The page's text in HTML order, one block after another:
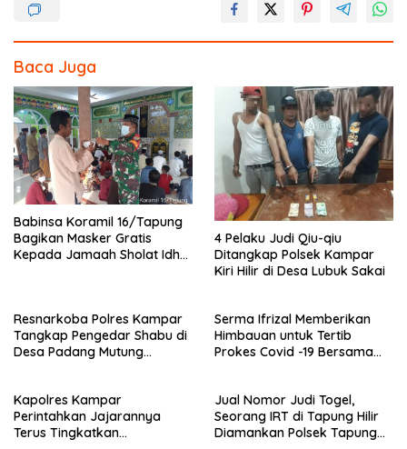
Baca Juga
Babinsa Koramil 16/Tapung
Bagikan Masker Gratis
Kepada Jamaah Sholat Idhul
4 Pelaku Judi Qiu-qiu
Ditangkap Polsek Kampar
Kiri Hilir di Desa Lubuk Sakai
Resnarkoba Polres Kampar
Tangkap Pengedar Shabu di
Desa Padang Mutung
Serma Ifrizal Memberikan
Himbauan untuk Tertib
Prokes Covid -19 Bersama
Kapolres Kampar
Perintahkan Jajarannya
Terus Tingkatkan
Jual Nomor Judi Togel,
Seorang IRT di Tapung Hilir
Diamankan Polsek Tapung